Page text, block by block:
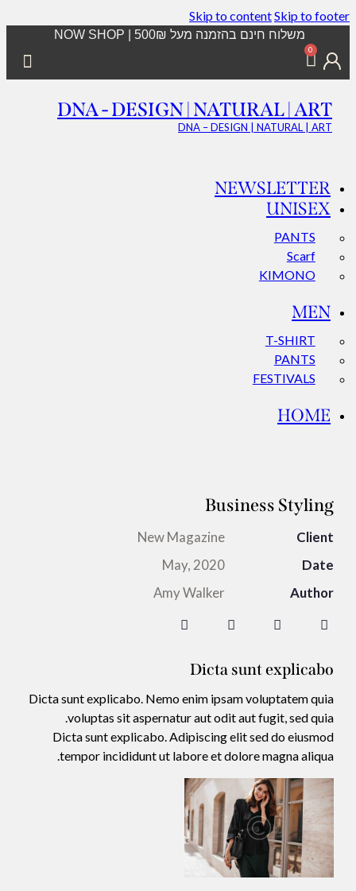
Skip to contentSkip to footer
משלוח חינם בהזמנה מעל 500₪ | NOW SHOP
0
DNA - DESIGN | NATURAL | ART
DNA – DESIGN | NATURAL | ART
NEWSLETTER
UNISEX
PANTS
Scarf
KIMONO
MEN
T-SHIRT
PANTS
FESTIVALS
HOME
Business Styling
Client
New Magazine
Date
May, 2020
Author
Amy Walker
Dicta sunt explicabo
Dicta sunt explicabo. Nemo enim ipsam voluptatem quia
voluptas sit aspernatur aut odit aut fugit, sed quia.
Dicta sunt explicabo. Adipiscing elit sed do eiusmod
tempor incididunt ut labore et dolore magna aliqua.